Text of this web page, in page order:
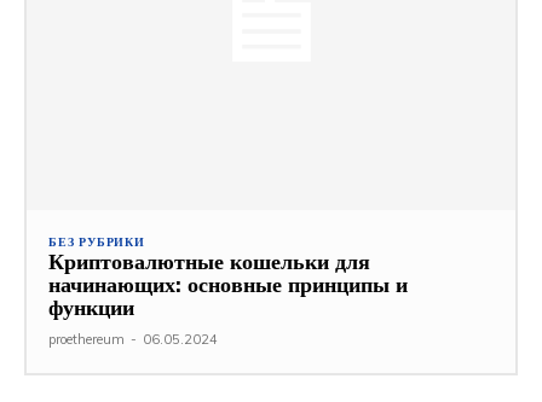
БЕЗ РУБРИКИ
Криптовалютные кошельки для
начинающих: основные принципы и
функции
proethereum - 06.05.2024